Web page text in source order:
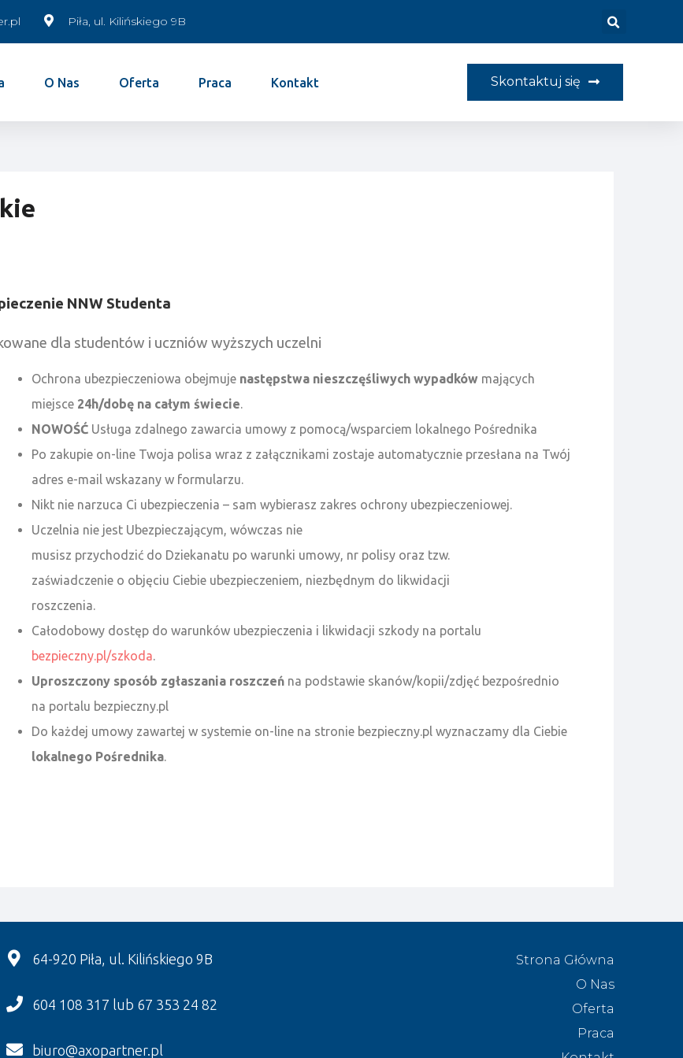
Piła, ul. Kilińskiego 9B
O Nas Oferta Praca Kontakt Skontaktuj się
NNW Studenta
dla studentów i uczniów wyższych uczelni
Ochrona ubezpieczeniowa obejmuje następstwa nieszczęśliwych wypadków mających
miejsce 24h/dobę na całym świecie.
NOWOŚĆ Usługa zdalnego zawarcia umowy z pomocą/wsparciem lokalnego Pośrednika
Po zakupie on-line Twoja polisa wraz z załącznikami zostaje automatycznie przesłana na Twój
adres e-mail wskazany w formularzu.
Nikt nie narzuca Ci ubezpieczenia – sam wybierasz zakres ochrony ubezpieczeniowej.
Uczelnia nie jest Ubezpieczającym, wówczas nie
musisz przychodzić do Dziekanatu po warunki umowy, nr polisy oraz tzw.
zaświadczenie o objęciu Ciebie ubezpieczeniem, niezbędnym do likwidacji
roszczenia.
Całodobowy dostęp do warunków ubezpieczenia i likwidacji szkody na portalu
bezpieczny.pl/szkoda.
Uproszczony sposób zgłaszania roszczeń na podstawie skanów/kopii/zdjęć bezpośrednio
na portalu bezpieczny.pl
Do każdej umowy zawartej w systemie on-line na stronie bezpieczny.pl wyznaczamy dla Ciebie
lokalnego Pośrednika.
64-920 Piła, ul. Kilińskiego 9B
604 108 317 lub 67 353 24 82
biuro@axopartner.pl
Strona Główna
O Nas
Oferta
Praca